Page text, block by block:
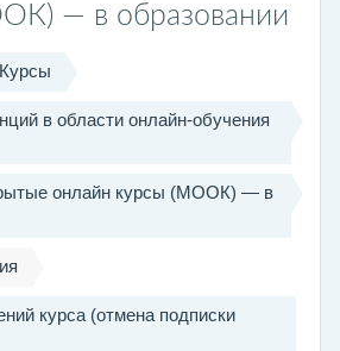
— в образовании
Курсы
в области онлайн-обучения
онлайн курсы (МООК) — в
курса (отмена подписки